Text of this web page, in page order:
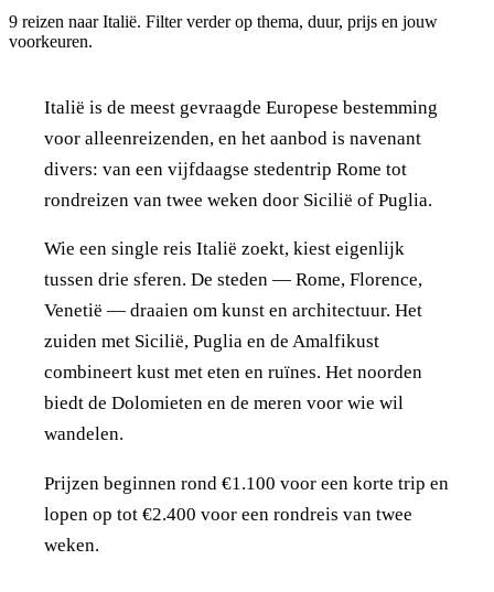
9 reizen naarItalië. Filter verder op thema, duur, prijs en jouw
voorkeuren.
Italië is de meest gevraagde Europese bestemming
voor alleenreizenden, en het aanbod is navenant
divers: van een vijfdaagse stedentrip Rome tot
rondreizen van twee weken door Sicilië of Puglia.
Wie een single reis Italië zoekt, kiest eigenlijk
tussen drie sferen. De steden — Rome, Florence,
Venetië — draaien om kunst en architectuur. Het
zuiden met Sicilië, Puglia en de Amalfikust
combineert kust met eten en ruïnes. Het noorden
biedt de Dolomieten en de meren voor wie wil
wandelen.
Prijzen beginnen rond €1.100 voor een korte trip en
lopen op tot €2.400 voor een rondreis van twee
weken.